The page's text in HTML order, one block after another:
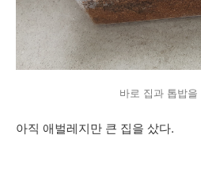
바로 집과 톱밥을
아직 애벌레지만 큰 집을 샀다.